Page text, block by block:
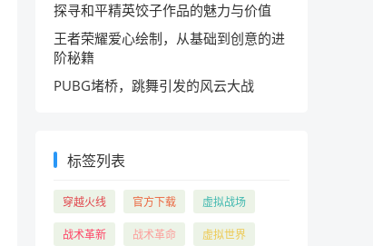
探寻和平精英饺子作品的魅力与价值
王者荣耀爱心绘制，从基础到创意的进
阶秘籍
PUBG堵桥，跳舞引发的风云大战
标签列表
穿越火线 官方下载 虚拟战场
战术革新 战术革命 虚拟世界